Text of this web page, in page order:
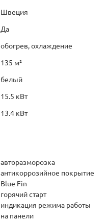
Швеция
Да
обогрев, охлаждение
135 м²
белый
15.5 кВт
13.4 кВт
авторазморозка
антикоррозийное покрытие
Blue Fin
горячий старт
индикация режима работы
на панели